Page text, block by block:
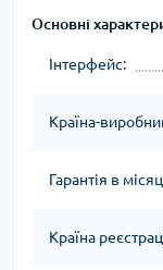
Основні
Інтерфейс:
Країна-
Гарантія в
Країна